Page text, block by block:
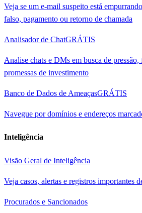
Veja se um e-mail suspeito está
falso, pagamento ou retorno de chamada
Analisador de ChatGRÁTIS
Analise chats e DMs em busca de pressão,
promessas de investimento
Banco de Dados de AmeaçasGRÁTIS
Navegue por domínios e endereços
Inteligência
Visão Geral de Inteligência
Veja casos, alertas e registros importantes
Procurados e Sancionados